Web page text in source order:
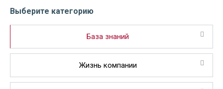
Выберите категорию
База знаний
Жизнь компании